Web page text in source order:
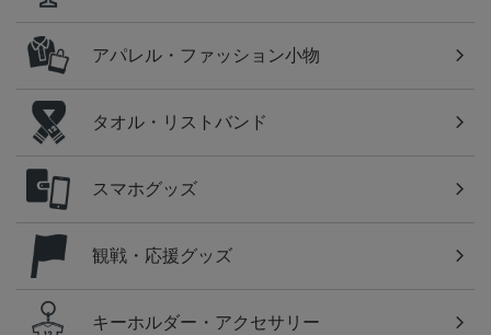
アパレル・ファッション小物
タオル・リストバンド
スマホグッズ
観戦・応援グッズ
キーホルダー・アクセサリー